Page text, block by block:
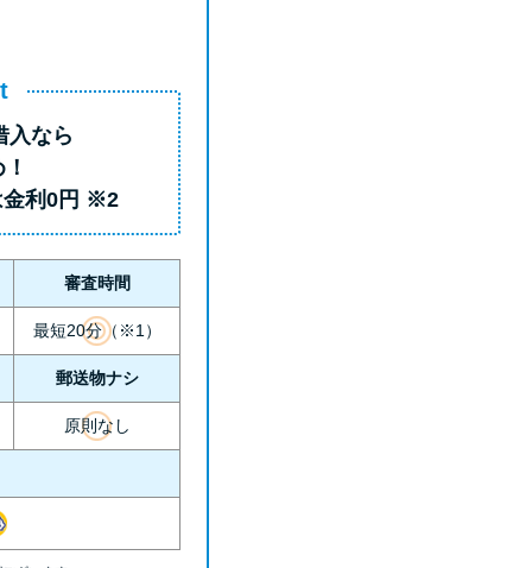
入なら
金利0円 ※2
審査時間
最短20分（※1）
郵送物ナシ
原則なし